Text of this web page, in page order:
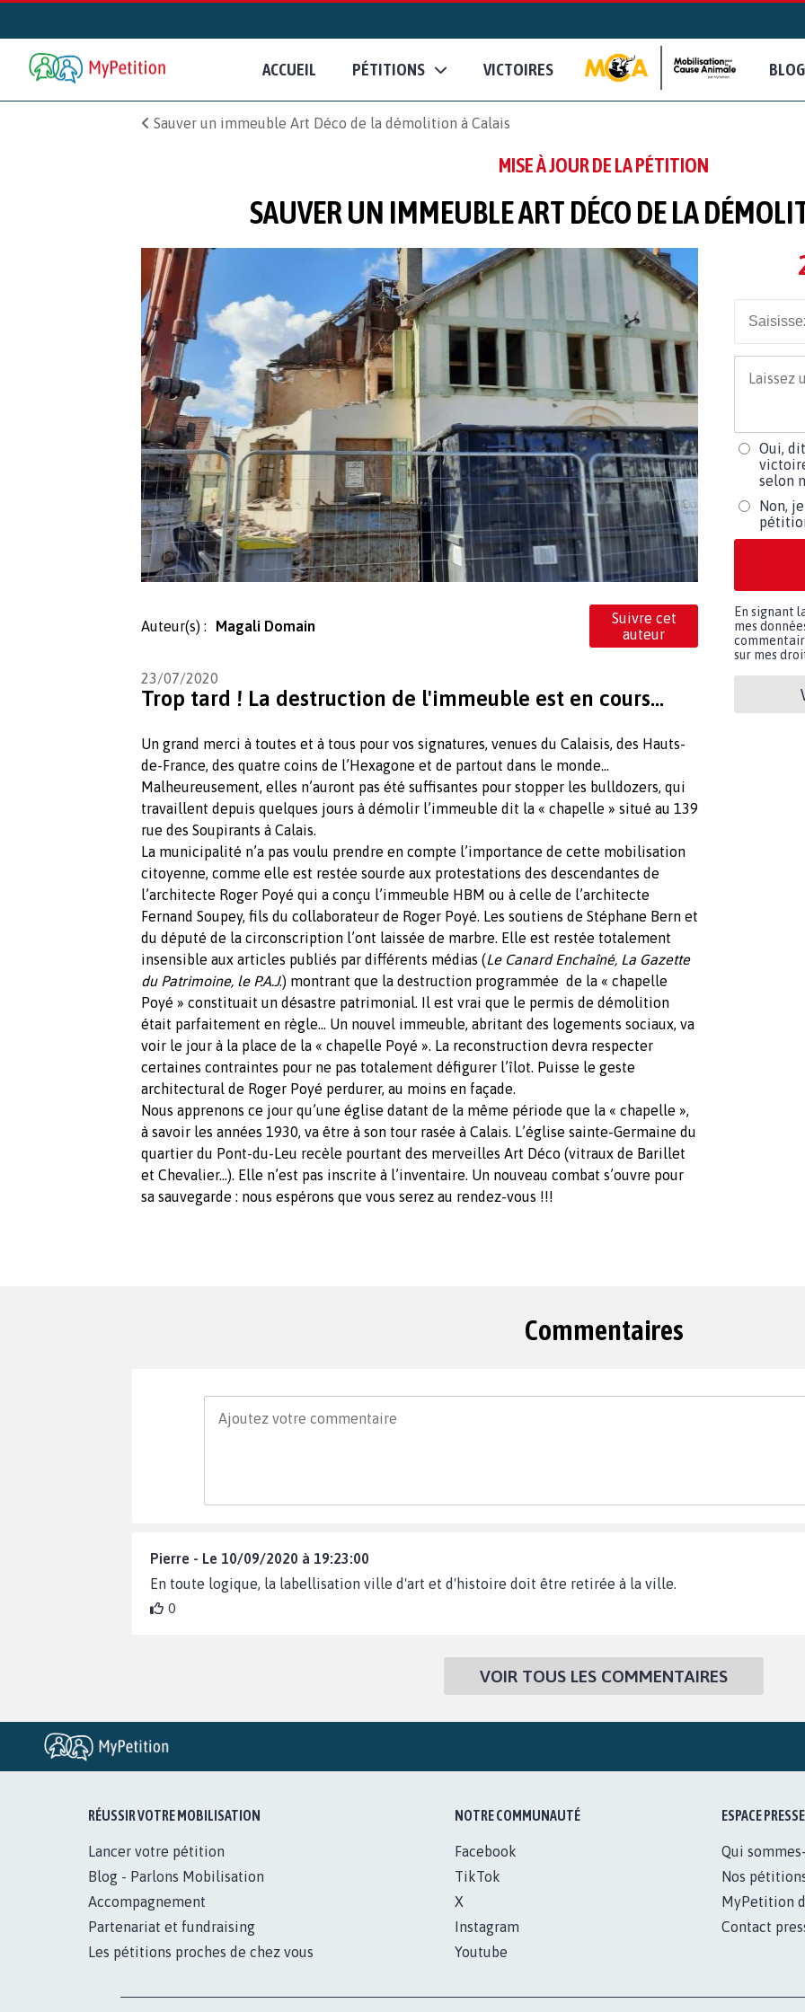
ACCUEIL PÉTITIONS VICTOIRES BLOG
Sauver un immeuble Art Déco de la démolition à Calais
MISE À JOUR DE LA PÉTITION
SAUVER UN IMMEUBLE ART DÉCO DE LA
Auteur(s) : Magali Domain
Suivre cet
auteur
23/07/2020
Trop tard ! La destruction de l'immeuble est en cours...
Un grand merci à toutes et à tous pour vos signatures, venues du Calaisis, des Hauts-
de-France, des quatre coins de l’Hexagone et de partout dans le monde…
Malheureusement, elles n’auront pas été suffisantes pour stopper les bulldozers, qui
travaillent depuis quelques jours à démolir l’immeuble dit la « chapelle » situé au 139
rue des Soupirants à Calais.
La municipalité n’a pas voulu prendre en compte l’importance de cette mobilisation
citoyenne, comme elle est restée sourde aux protestations des descendantes de
l’architecte Roger Poyé qui a conçu l’immeuble HBM ou à celle de l’architecte
Fernand Soupey, fils du collaborateur de Roger Poyé. Les soutiens de Stéphane Bern et
du député de la circonscription l’ont laissée de marbre. Elle est restée totalement
insensible aux articles publiés par différents médias (Le Canard Enchaîné, La Gazette
du Patrimoine, le P.A.J.) montrant que la destruction programmée de la « chapelle
Poyé » constituait un désastre patrimonial. Il est vrai que le permis de démolition
était parfaitement en règle… Un nouvel immeuble, abritant des logements sociaux, va
voir le jour à la place de la « chapelle Poyé ». La reconstruction devra respecter
certaines contraintes pour ne pas totalement défigurer l’îlot. Puisse le geste
architectural de Roger Poyé perdurer, au moins en façade.
Nous apprenons ce jour qu’une église datant de la même période que la « chapelle »,
à savoir les années 1930, va être à son tour rasée à Calais. L’église sainte-Germaine du
quartier du Pont-du-Leu recèle pourtant des merveilles Art Déco (vitraux de Barillet
et Chevalier…). Elle n’est pas inscrite à l’inventaire. Un nouveau combat s’ouvre pour
sa sauvegarde : nous espérons que vous serez au rendez-vous !!!
Oui,
selon
Non,
En signant
mes
sur mes
Commentaires
Pierre - Le 10/09/2020 à 19:23:00
En toute logique, la labellisation ville d'art et d'histoire doit être retirée à la ville.
0
VOIR TOUS LES COMMENTAIRES
RÉUSSIR VOTRE MOBILISATION
Lancer votre pétition
Blog - Parlons Mobilisation
Accompagnement
Partenariat et fundraising
Les pétitions proches de chez vous
NOTRE COMMUNAUTÉ
Facebook
TikTok
X
Instagram
Youtube
ESPACE PRESSE
Qui
Nos
MyPetition
Contact